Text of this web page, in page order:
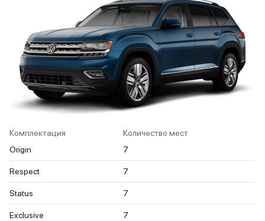
Комплектация
Количество мест
Origin
7
Respect 7
Status 7
Exclusive 7